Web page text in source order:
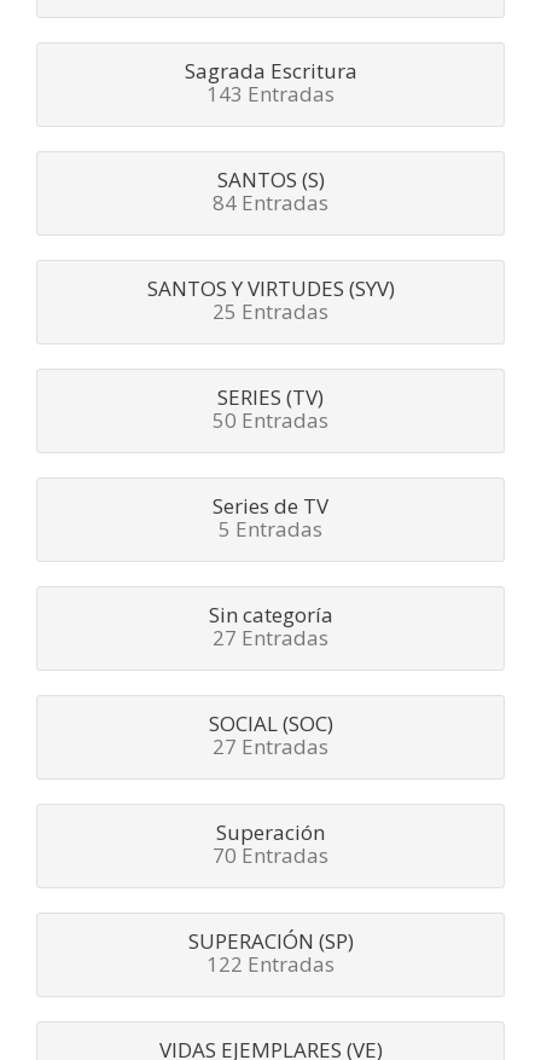
Sagrada Escritura
143 Entradas
SANTOS (S)
84 Entradas
SANTOS Y VIRTUDES (SYV)
25 Entradas
SERIES (TV)
50 Entradas
Series de TV
5 Entradas
Sin categoría
27 Entradas
SOCIAL (SOC)
27 Entradas
Superación
70 Entradas
SUPERACIÓN (SP)
122 Entradas
VIDAS EJEMPLARES (VE)